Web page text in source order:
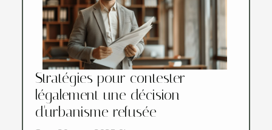
Stratégies pour contester
légalement une décision
d'urbanisme refusée